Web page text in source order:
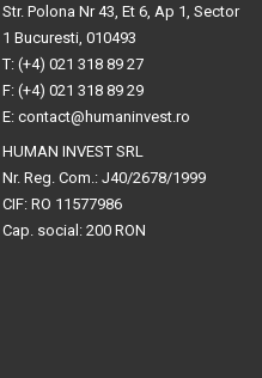
Str. Polona Nr 43, Et 6, Ap 1, Sector
1 Bucuresti, 010493
T: (+4) 021 318 89 27
F: (+4) 021 318 89 29
E: contact@humaninvest.ro
HUMAN INVEST SRL
Nr. Reg. Com.: J40/2678/1999
CIF: RO 11577986
Cap. social: 200 RON